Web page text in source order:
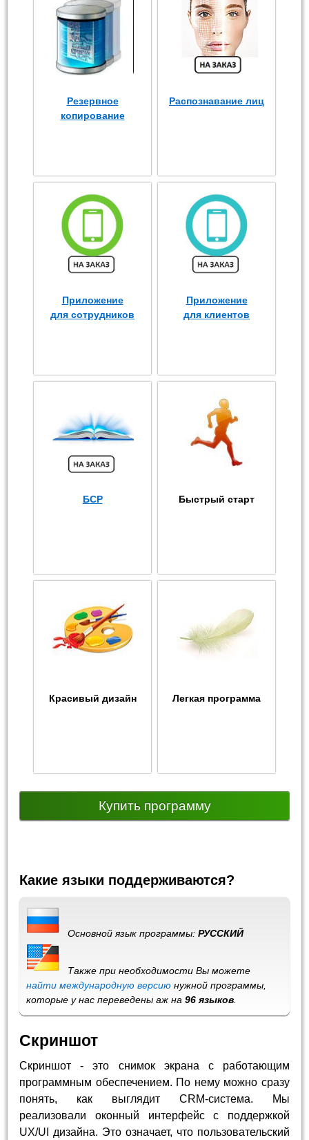
Резервное
копирование
Распознавание лиц
Приложение
для сотрудников
Приложение
для клиентов
БСР Быстрый старт
Красивый дизайн Легкая программа
Купить программу
Какие языки поддерживаются?
Основной язык программы:РУССКИЙ
Также при необходимости Вы можете
найти международную версию нужной программы,
которые у нас переведены аж на96 языков
Скриншот
Скриншот - это снимок экрана с работающим
программным обеспечением. По нему можно сразу
понять, как выглядит CRM-система. Мы
реализовали оконный интерфейс с поддержкой
UX/UI дизайна. Это означает, что пользовательский